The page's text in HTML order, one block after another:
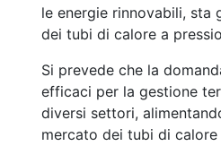
le energie rinnovabili, sta
dei tubi di calore a
Si prevede che la
efficaci per la gestione
diversi settori,
mercato dei tubi di calore